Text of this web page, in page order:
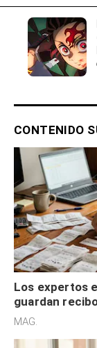
CONTENIDO
Los expertos
guardan
son
MAG.